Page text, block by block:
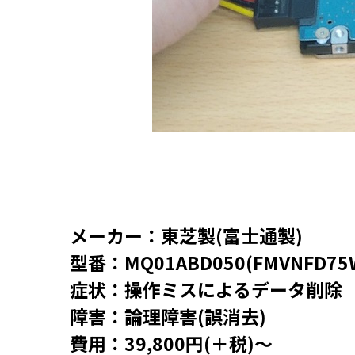
メーカー：東芝製(富士通製)
型番：
症状：操作ミスによるデータ削除
障害：論理障害(誤消去)
費用：39,800円(＋税)～